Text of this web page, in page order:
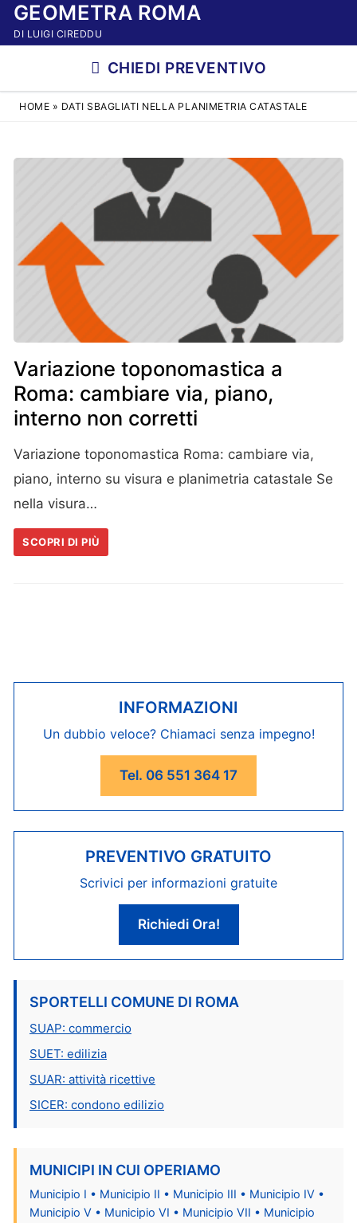
VaiGEOMETRA ROMA
DI LUIGI CIREDDU
CHIEDI PREVENTIVO
HOME » DATI SBAGLIATI NELLA PLANIMETRIA CATASTALE
Variazione toponomastica a
Roma: cambiare via, piano,
interno non corretti
Variazione toponomastica Roma: cambiare via,
piano, interno su visura e planimetria catastale Se
nella visura…
SCOPRI DI PIÙ
INFORMAZIONI
Un dubbio veloce? Chiamaci senza impegno!
Tel. 06 551 364 17
PREVENTIVO GRATUITO
Scrivici per informazioni gratuite
Richiedi Ora!
SPORTELLI COMUNE DI ROMA
SUAP: commercio
SUET: edilizia
SUAR: attività ricettive
SICER: condono edilizio
MUNICIPI IN CUI OPERIAMO
Municipio I • Municipio II • Municipio III • Municipio IV •
Municipio V • Municipio VI • Municipio VII • Municipio